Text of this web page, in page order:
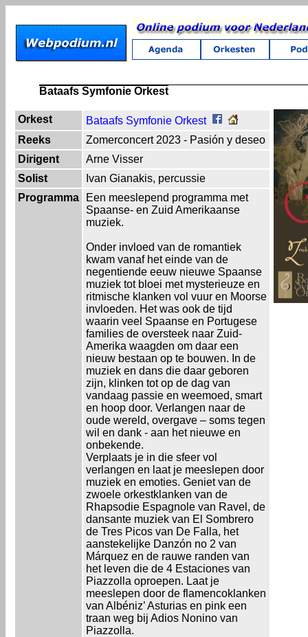
Bataafs Symfonie Orkest
Orkest
Bataafs Symfonie Orkest
Reeks
Zomerconcert 2023 - Pasión y deseo
Dirigent
Arne Visser
Solist
Ivan Gianakis, percussie
Programma
Een meeslepend programma met
Spaanse- en Zuid Amerikaanse
muziek.
Onder invloed van de romantiek
kwam vanaf het einde van de
negentiende eeuw nieuwe Spaanse
muziek tot bloei met mysterieuze en
ritmische klanken vol vuur en Moorse
invloeden. Het was ook de tijd
waarin veel Spaanse en Portugese
families de oversteek naar Zuid-
Amerika waagden om daar een
nieuw bestaan op te bouwen. In de
muziek en dans die daar geboren
zijn, klinken tot op de dag van
vandaag passie en weemoed, smart
en hoop door. Verlangen naar de
oude wereld, overgave – soms tegen
wil en dank - aan het nieuwe en
onbekende.
Verplaats je in die sfeer vol
verlangen en laat je meeslepen door
muziek en emoties. Geniet van de
zwoele orkestklanken van de
Rhapsodie Espagnole van Ravel, de
dansante muziek van El Sombrero
de Tres Picos van De Falla, het
aanstekelijke Danzón no 2 van
Márquez en de rauwe randen van
het leven die de 4 Estaciones van
Piazzolla oproepen. Laat je
meeslepen door de flamencoklanken
van Albéniz’ Asturias en pink een
traan weg bij Adios Nonino van
Piazzolla.